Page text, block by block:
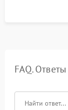
FAQ.